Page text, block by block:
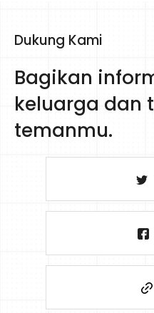
Dukung Kami
Bagikan
keluarga dan
temanmu.